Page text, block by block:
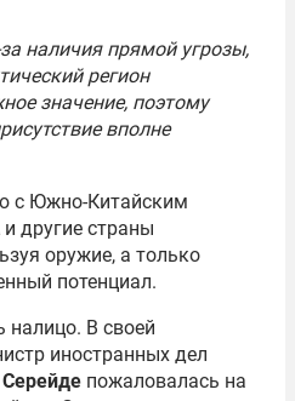
наличия прямой угрозы,
регион
значение, поэтому
вполне
с Южно-Китайским
другие страны
оружие, а только
потенциал.
налицо. В своей
иностранных дел
пожаловалась на